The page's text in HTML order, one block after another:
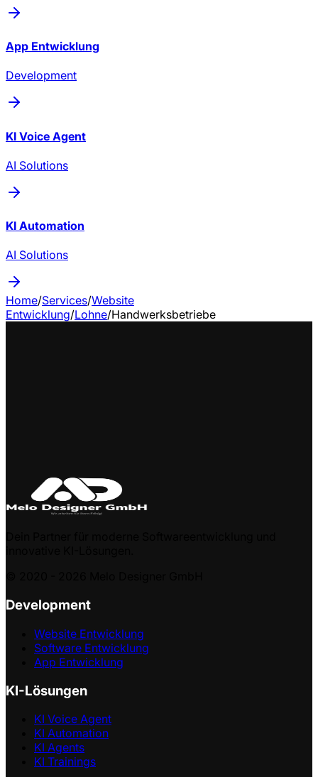
App Entwicklung
Development
KI Voice Agent
AI Solutions
KI Automation
AI Solutions
Home/Services/Website
Entwicklung/Lohne/Handwerksbetriebe
Development
Website Entwicklung
Software Entwicklung
App Entwicklung
KI-Lösungen
KI Voice Agent
KI Automation
KI Agents
KI Trainings